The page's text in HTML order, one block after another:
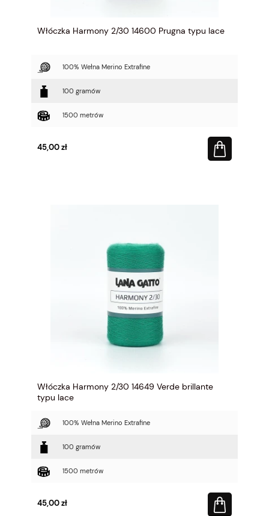
Włóczka Harmony 2/30 14600 Prugna typu lace
100% Wełna Merino Extrafine
100 gramów
1500 metrów
45,00 zł
Włóczka Harmony 2/30 14649 Verde brillante
typu lace
100% Wełna Merino Extrafine
100 gramów
1500 metrów
45,00 zł